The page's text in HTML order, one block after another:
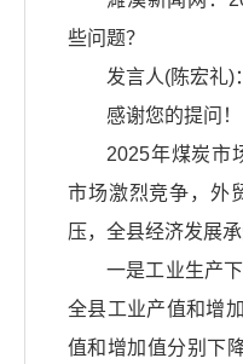
些问题？
发言人(陈宏礼)：
感谢您的提问！
2025年煤炭市
市场激烈竞争，外
压，全县经济发展承
一是工业生产
全县工业产值和增
值和增加值分别下